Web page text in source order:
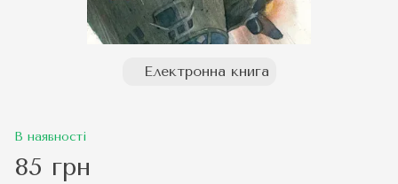
Електронна книга
В наявності
85 грн